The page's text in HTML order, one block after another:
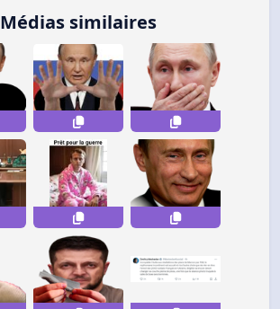
Médias similaires